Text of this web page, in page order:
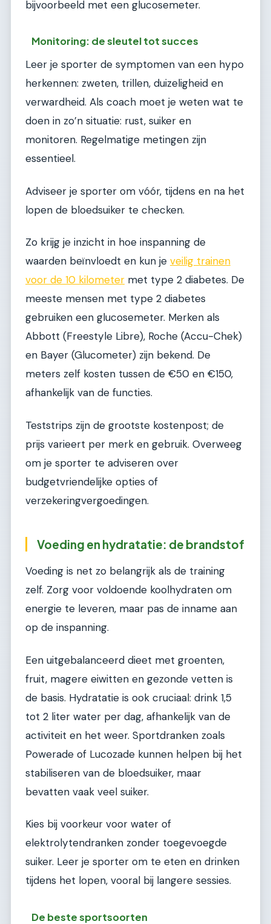
bijvoorbeeld met een glucosemeter.
Monitoring: de sleutel tot succes
Leer je sporter de symptomen van een hypo
herkennen: zweten, trillen, duizeligheid en
verwardheid. Als coach moet je weten wat te
doen in zo’n situatie: rust, suiker en
monitoren. Regelmatige metingen zijn
essentieel.
Adviseer je sporter om vóór, tijdens en na het
lopen de bloedsuiker te checken.
Zo krijg je inzicht in hoe inspanning de
waarden beïnvloedt en kun je veilig trainen
voor de 10 kilometer met type 2 diabetes. De
meeste mensen met type 2 diabetes
gebruiken een glucosemeter. Merken als
Abbott (Freestyle Libre), Roche (Accu-Chek)
en Bayer (Glucometer) zijn bekend. De
meters zelf kosten tussen de €50 en €150,
afhankelijk van de functies.
Teststrips zijn de grootste kostenpost; de
prijs varieert per merk en gebruik. Overweeg
om je sporter te adviseren over
budgetvriendelijke opties of
verzekeringvergoedingen.
Voeding en hydratatie: de brandstof
Voeding is net zo belangrijk als de training
zelf. Zorg voor voldoende koolhydraten om
energie te leveren, maar pas de inname aan
op de inspanning.
Een uitgebalanceerd dieet met groenten,
fruit, magere eiwitten en gezonde vetten is
de basis. Hydratatie is ook cruciaal: drink 1,5
tot 2 liter water per dag, afhankelijk van de
activiteit en het weer. Sportdranken zoals
Powerade of Lucozade kunnen helpen bij het
stabiliseren van de bloedsuiker, maar
bevatten vaak veel suiker.
Kies bij voorkeur voor water of
elektrolytendranken zonder toegevoegde
suiker. Leer je sporter om te eten en drinken
tijdens het lopen, vooral bij langere sessies.
De beste sportsoorten